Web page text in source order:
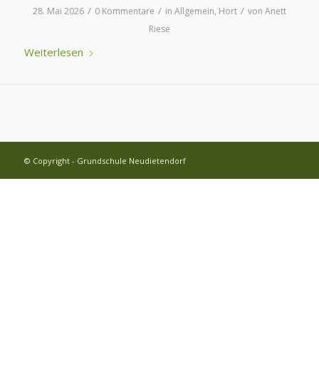
28. Mai 2026 / 0 Kommentare / in Allgemein, Hort / von Anett
Riese
Weiterlesen
© Copyright - Grundschule Neudietendorf